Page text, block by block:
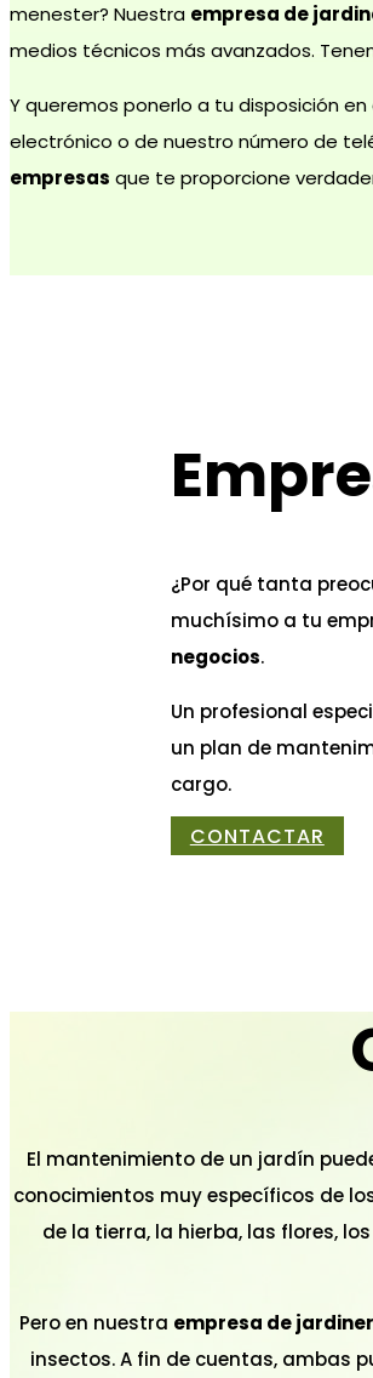
menester? Nuestra empresa de
medios técnicos más avanzados.
Y queremos ponerlo a tu disposición
electrónico o de nuestro número de
empresas que te proporcione
¿Por qué tanta
muchísimo a tu
negocios.
Un profesional
un plan de
cargo.
CONTACTAR
El mantenimiento de un jardín
conocimientos muy específicos de
de la tierra, la hierba, las flores,
Pero en nuestra empresa de
insectos. A fin de cuentas, ambas